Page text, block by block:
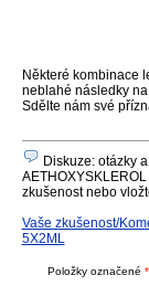
Některé kombinace
neblahé následky
Sdělte nám své
Diskuze: otázky
zkušenost nebo
Vaše zkušenost/
5X2ML
Položky označené *